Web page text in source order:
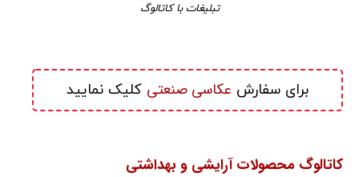
تبلیغات با کاتالوگ
برای سفارش عکاسی صنعتی کلیک نمایید
کاتالوگ محصولات آرایشی و بهداشتی